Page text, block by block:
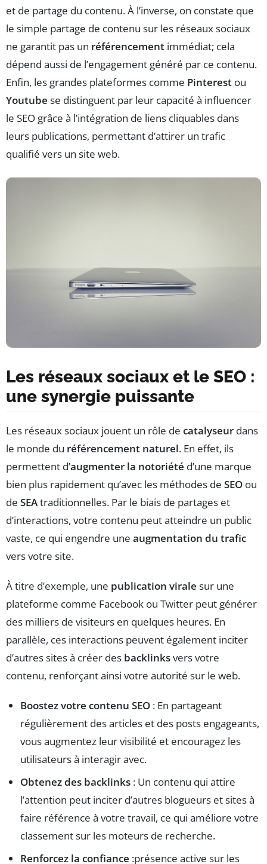
et de partage du contenu. À l’inverse, on constate que
le simple partage de contenu sur les réseaux sociaux
ne garantit pas un référencement immédiat; cela
dépend aussi de l’engagement généré par ce contenu.
Enfin, les grandes plateformes comme Pinterest ou
Youtube se distinguent par leur capacité à influencer
le SEO grâce à l’intégration de liens cliquables dans
leurs publications, permettant d’attirer un trafic
qualifié vers un site web.
Les réseaux sociaux et le SEO :
une synergie puissante
Les réseaux sociaux jouent un rôle de catalyseur dans
le monde du référencement naturel. En effet, ils
permettent d’augmenter la notoriété d’une marque
bien plus rapidement qu’avec les méthodes de SEO ou
de SEAtraditionnelles. Par le biais de partages et
d’interactions, votre contenu peut atteindre un public
vaste, ce qui engendre une augmentation du trafic
vers votre site.
À titre d’exemple, une publication virale sur une
plateforme comme Facebook ou Twitter peut générer
des milliers de visiteurs en quelques heures. En
parallèle, ces interactions peuvent également inciter
d’autres sites à créer des backlinksvers votre
contenu, renforçant ainsi votre autorité sur le web.
Boostez votre contenu SEO : En partageant
régulièrement des articles et des posts engageants,
vous augmentez leur visibilité et encouragez les
utilisateurs à interagir avec.
Obtenez des backlinks : Un contenu qui attire
l’attention peut inciter d’autres blogueurs et sites à
faire référence à votre travail, ce qui améliore votre
classement sur les moteurs de recherche.
Renforcez la confiance :présence active sur les